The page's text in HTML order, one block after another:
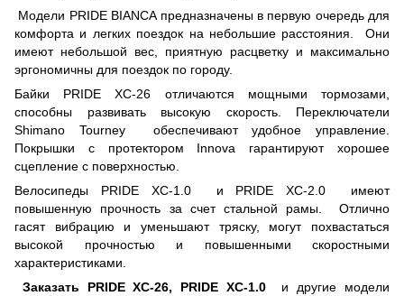
Модели PRIDE BIANCA предназначены в первую очередь для
комфорта и легких поездок на небольшие расстояния. Они
имеют небольшой вес, приятную расцветку и максимально
эргономичны для поездок по городу.
Байки PRIDE XC-26 отличаются мощными тормозами,
способны развивать высокую скорость. Переключатели
Shimano Tourney обеспечивают удобное управление.
Покрышки с протектором Innova гарантируют хорошее
сцепление с поверхностью.
Велосипеды PRIDE XC-1.0 и PRIDE XC-2.0 имеют
повышенную прочность за счет стальной рамы. Отлично
гасят вибрацию и уменьшают тряску, могут похвастаться
высокой прочностью и повышенными скоростными
характеристиками.
Заказать PRIDE XC-26, PRIDE XC-1.0и другие модели